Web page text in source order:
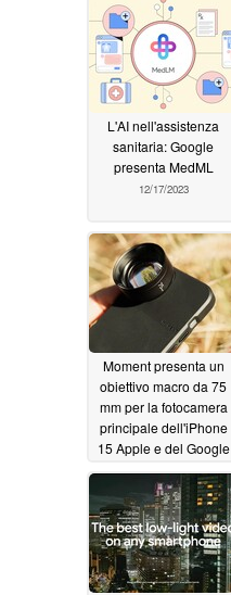
L'AI nell'assistenza
sanitaria: Google
presenta MedML
12/17/2023
Moment presenta un
obiettivo macro da 75
mm per la fotocamera
principale dell'iPhone
15 Apple e del Google
Pixel 812/13/2023